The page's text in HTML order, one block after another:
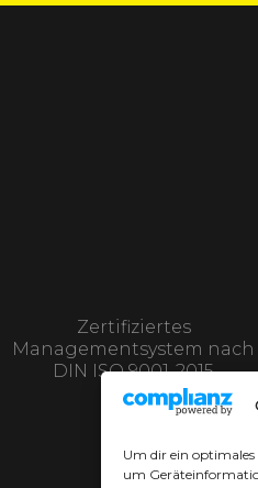
Um dir ein optimales
um
Zertifiziertes
Managementsystem nach
DIN ISO 9001-2015